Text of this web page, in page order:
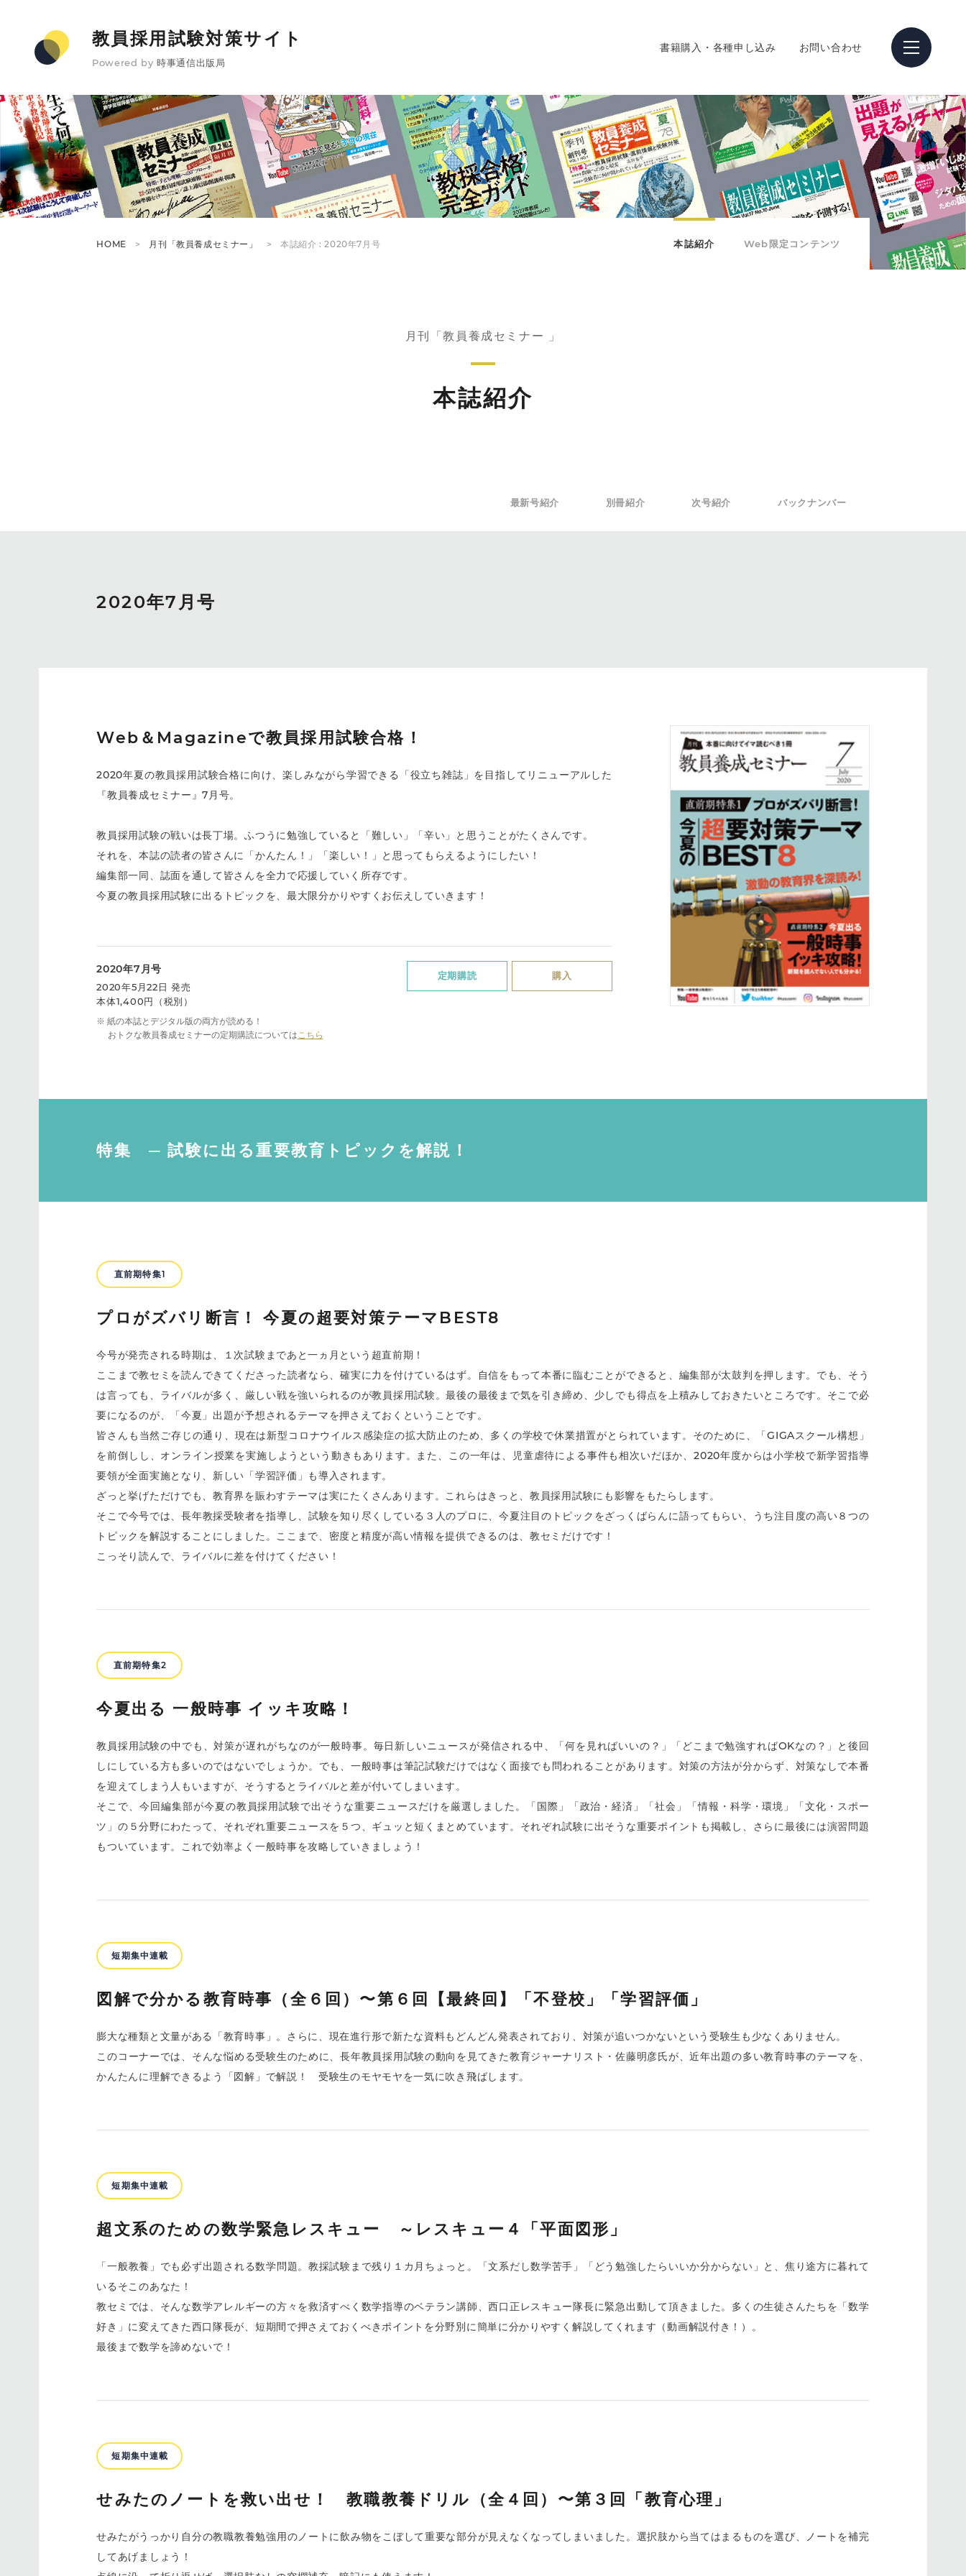
教員採用試験対策サイト
Powered by 時事通信出版局
書籍購入・各種申し込み お問い合わせ
HOME 月刊「教員養成セミナー」 本誌紹介 : 2020年7月号 本誌紹介 Web限定コンテンツ
月刊「教員養成セミナー 」
本誌紹介
最新号紹介 別冊紹介 次号紹介 バックナンバー
2020年7月号
Web＆Magazineで教員採用試験合格！
2020年夏の教員採用試験合格に向け、楽しみながら学習できる「役立ち雑誌」を目指してリニューアルした
『教員養成セミナー』7月号。
教員採用試験の戦いは長丁場。ふつうに勉強していると「難しい」「辛い」と思うことがたくさんです。
それを、本誌の読者の皆さんに「かんたん！」「楽しい！」と思ってもらえるようにしたい！
編集部一同、誌面を通して皆さんを全力で応援していく所存です。
今夏の教員採用試験に出るトピックを、最大限分かりやすくお伝えしていきます！
2020年7月号
2020年5月22日 発売
本体1,400円（税別）
※ 紙の本誌とデジタル版の両方が読める！
おトクな教員養成セミナーの定期購読についてはこちら
定期購読 購入
特集 ─ 試験に出る重要教育トピックを解説！
直前期特集1
プロがズバリ断言！ 今夏の超要対策テーマBEST8
今号が発売される時期は、１次試験まであと一ヵ月という超直前期！
ここまで教セミを読んできてくださった読者なら、確実に力を付けているはず。自信をもって本番に臨むことができると、編集部が太鼓判を押します。でも、そう
は言っても、ライバルが多く、厳しい戦を強いられるのが教員採用試験。最後の最後まで気を引き締め、少しでも得点を上積みしておきたいところです。そこで必
要になるのが、「今夏」出題が予想されるテーマを押さえておくということです。
皆さんも当然ご存じの通り、現在は新型コロナウイルス感染症の拡大防止のため、多くの学校で休業措置がとられています。そのために、「GIGAスクール構想」
を前倒しし、オンライン授業を実施しようという動きもあります。また、この一年は、児童虐待による事件も相次いだほか、2020年度からは小学校で新学習指導
要領が全面実施となり、新しい「学習評価」も導入されます。
ざっと挙げただけでも、教育界を賑わすテーマは実にたくさんあります。これらはきっと、教員採用試験にも影響をもたらします。
そこで今号では、長年教採受験者を指導し、試験を知り尽くしている３人のプロに、今夏注目のトピックをざっくばらんに語ってもらい、うち注目度の高い８つの
トピックを解説することにしました。ここまで、密度と精度が高い情報を提供できるのは、教セミだけです！
こっそり読んで、ライバルに差を付けてください！
直前期特集2
今夏出る 一般時事 イッキ攻略！
教員採用試験の中でも、対策が遅れがちなのが一般時事。毎日新しいニュースが発信される中、「何を見ればいいの？」「どこまで勉強すればOKなの？」と後回
しにしている方も多いのではないでしょうか。でも、一般時事は筆記試験だけではなく面接でも問われることがあります。対策の方法が分からず、対策なしで本番
を迎えてしまう人もいますが、そうするとライバルと差が付いてしまいます。
そこで、今回編集部が今夏の教員採用試験で出そうな重要ニュースだけを厳選しました。「国際」「政治・経済」「社会」「情報・科学・環境」「文化・スポー
ツ」の５分野にわたって、それぞれ重要ニュースを５つ、ギュッと短くまとめています。それぞれ試験に出そうな重要ポイントも掲載し、さらに最後には演習問題
もついています。これで効率よく一般時事を攻略していきましょう！
短期集中連載
図解で分かる教育時事（全６回）〜第６回【最終回】「不登校」「学習評価」
膨大な種類と文量がある「教育時事」。さらに、現在進行形で新たな資料もどんどん発表されており、対策が追いつかないという受験生も少なくありません。
このコーナーでは、そんな悩める受験生のために、長年教員採用試験の動向を見てきた教育ジャーナリスト・佐藤明彦氏が、近年出題の多い教育時事のテーマを、
かんたんに理解できるよう「図解」で解説！ 受験生のモヤモヤを一気に吹き飛ばします。
短期集中連載
超文系のための数学緊急レスキュー ～レスキュー４「平面図形」
「一般教養」でも必ず出題される数学問題。教採試験まで残り１カ月ちょっと。「文系だし数学苦手」「どう勉強したらいいか分からない」と、焦り途方に暮れて
いるそこのあなた！
教セミでは、そんな数学アレルギーの方々を救済すべく数学指導のベテラン講師、西口正レスキュー隊長に緊急出動して頂きました。多くの生徒さんたちを「数学
好き」に変えてきた西口隊長が、短期間で押さえておくべきポイントを分野別に簡単に分かりやすく解説してくれます（動画解説付き！）。
最後まで数学を諦めないで！
短期集中連載
せみたのノートを救い出せ！ 教職教養ドリル（全４回）〜第３回「教育心理」
せみたがうっかり自分の教職教養勉強用のノートに飲み物をこぼして重要な部分が見えなくなってしまいました。選択肢から当てはまるものを選び、ノートを補完
してあげましょう！